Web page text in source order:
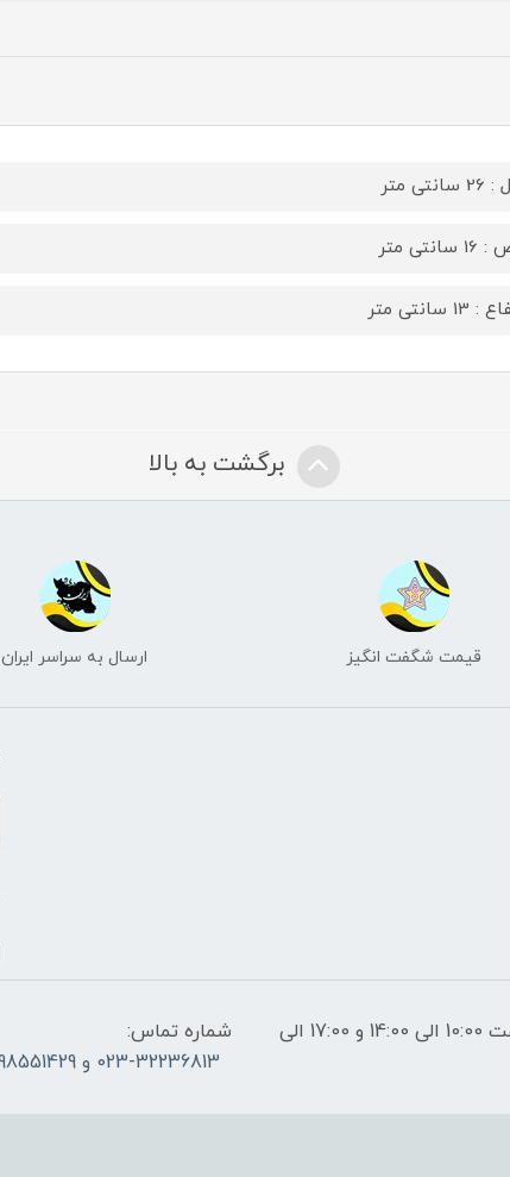
متر
متر
سانتی متر
برگشت به بالا
قیمت شگفت انگیز ارسال به سراسر ایران
ساعات پاسخگویی: فقط روزهای غیر تعطیل از ساعت 10:00 الی 14:00 و 17:00 الی
شماره تماس:
023-32236813 و 09198551429